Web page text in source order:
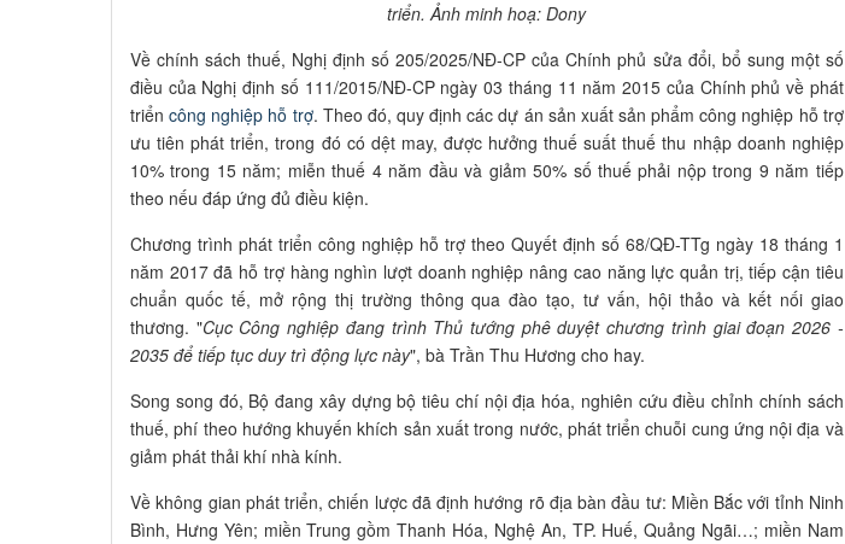
triển. Ảnh minh hoạ: Dony
Về chính sách thuế, Nghị định số 205/2025/NĐ-CP của Chính phủ sửa đổi, bổ sung một số
điều của Nghị định số 111/2015/NĐ-CP ngày 03 tháng 11 năm 2015 của Chính phủ về phát
triểncông nghiệp hỗ trợ. Theo đó, quy định các dự án sản xuất sản phẩm công nghiệp hỗ trợ
ưu tiên phát triển, trong đó có dệt may, được hưởng thuế suất thuế thu nhập doanh nghiệp
10% trong 15 năm; miễn thuế 4 năm đầu và giảm 50% số thuế phải nộp trong 9 năm tiếp
theo nếu đáp ứng đủ điều kiện.
Chương trình phát triển công nghiệp hỗ trợ theo Quyết định số 68/QĐ-TTg ngày 18 tháng 1
năm 2017 đã hỗ trợ hàng nghìn lượt doanh nghiệp nâng cao năng lực quản trị, tiếp cận tiêu
chuẩn quốc tế, mở rộng thị trường thông qua đào tạo, tư vấn, hội thảo và kết nối giao
thương. "Cục Công nghiệp đang trình Thủ tướng phê duyệt chương trình giai đoạn 2026 -
2035 để tiếp tục duy trì động lực này", bà Trần Thu Hương cho hay.
Song song đó, Bộ đang xây dựng bộ tiêu chí nội địa hóa, nghiên cứu điều chỉnh chính sách
thuế, phí theo hướng khuyến khích sản xuất trong nước, phát triển chuỗi cung ứng nội địa và
giảm phát thải khí nhà kính.
Về không gian phát triển, chiến lược đã định hướng rõ địa bàn đầu tư: Miền Bắc với tỉnh Ninh
Bình, Hưng Yên; miền Trung gồm Thanh Hóa, Nghệ An, TP. Huế, Quảng Ngãi…; miền Nam